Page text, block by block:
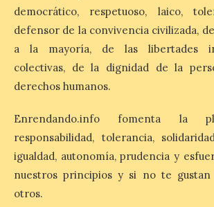
El nuevo ranking de
Billionhands revela los
diez destinos y locales
preferidos por los
consumidores para
tomarse una caña este verano, con León y
Madrid a la cabeza de la lista. Salamanca
ocupa el noveno lugar. Los españoles
El Ayuntamiento de La
Bañeza presenta el
Festival One More Time,
una cita con la música de
democrático, respetuoso, laico,
defensor de la convivencia civilizada,
a la mayoría, de las libertades
colectivas, de la dignidad de la
derechos humanos.
Enrendando.info fomenta la
responsabilidad, tolerancia,
igualdad, autonomía, prudencia y
nuestros principios y si no te gustan
otros.